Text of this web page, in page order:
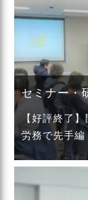
セミナー・
【好評終了
労務で先手編